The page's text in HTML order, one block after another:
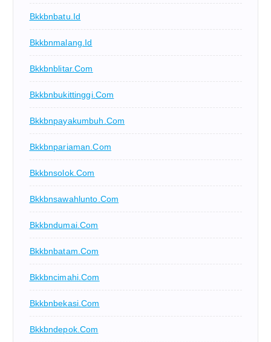
Bkkbnbatu.id
Bkkbnmalang.id
Bkkbnblitar.com
Bkkbnbukittinggi.com
Bkkbnpayakumbuh.com
Bkkbnpariaman.com
Bkkbnsolok.com
Bkkbnsawahlunto.com
Bkkbndumai.com
Bkkbnbatam.com
Bkkbncimahi.com
Bkkbnbekasi.com
Bkkbndepok.com